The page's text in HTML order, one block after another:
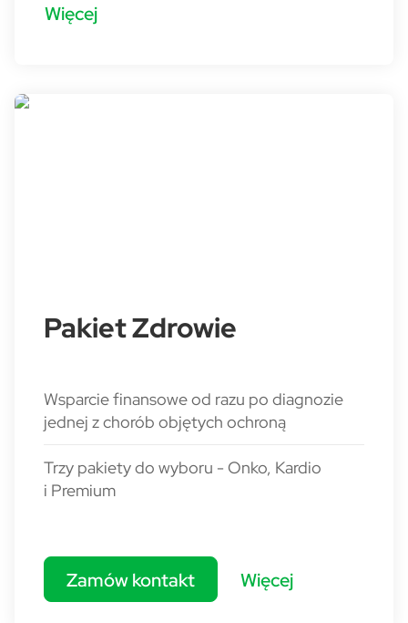
Więcej
Pakiet Zdrowie
Wsparcie finansowe od razu po diagnozie
jednej z chorób objętych ochroną
Trzy pakiety do wyboru - Onko, Kardio
i Premium
Zamów kontakt Więcej